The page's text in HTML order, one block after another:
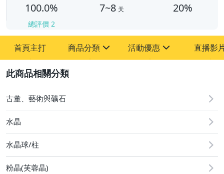
100.0%
總評價 2
7~8 天 20%
首頁主打 商品分類
其它
活動優惠
[全店] 周年慶
[全店] 粉絲專享
直播影
古董、藝術與礦石
水晶
水晶球/柱
粉晶(芙蓉晶)